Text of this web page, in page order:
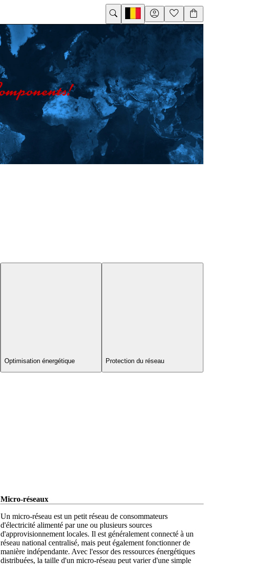
Optimisation énergétique Protection du réseau
Micro-réseaux
Un micro-réseau est un petit réseau de consommateurs
d'électricité alimenté par une ou plusieurs sources
d'approvisionnement locales. Il est généralement connecté à un
réseau national centralisé, mais peut également fonctionner de
manière indépendante. Avec l'essor des ressources énergétiques
distribuées, la taille d'un micro-réseau peut varier d'une simple